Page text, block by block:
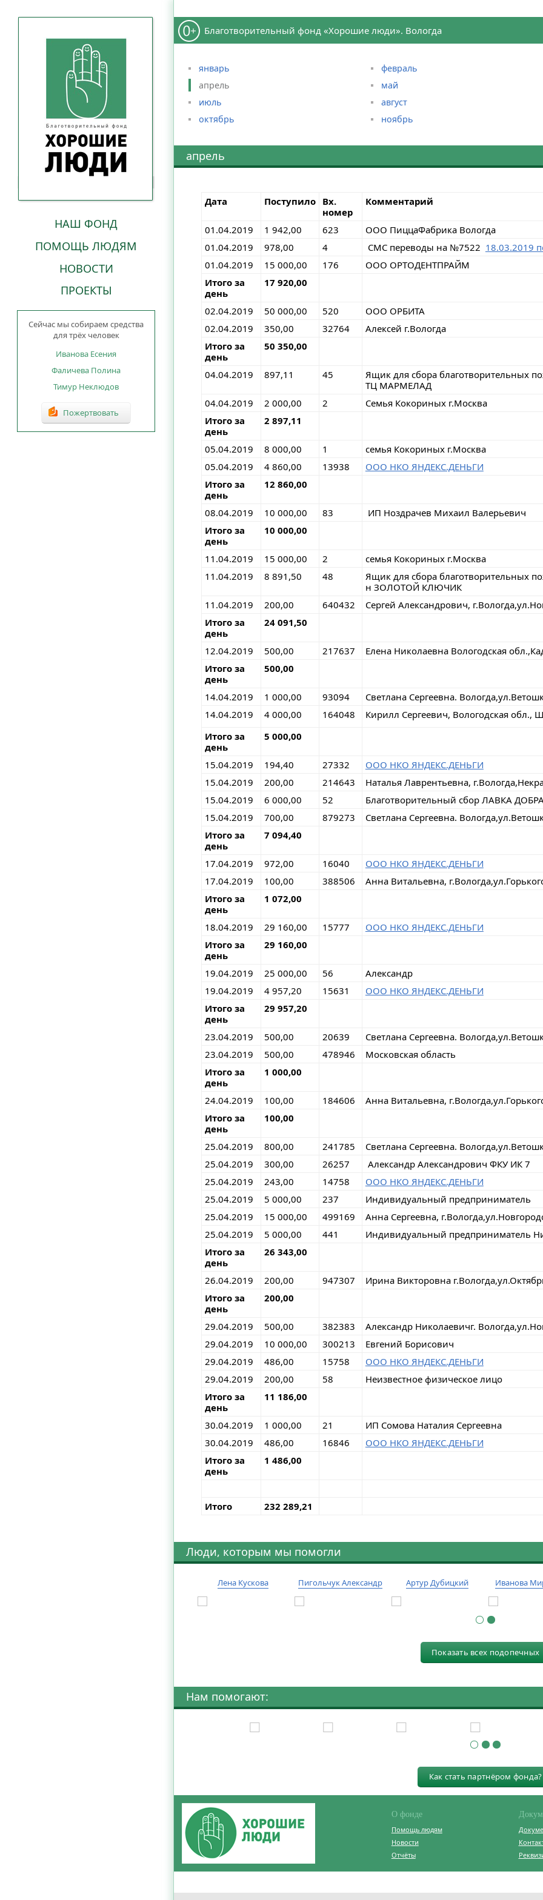
НАШ ФОНД
ПОМОЩЬ ЛЮДЯМ
НОВОСТИ
ПРОЕКТЫ
Сейчас мы собираем средства
для трёх человек
Иванова Есения
Фаличева Полина
Тимур Неклюдов
Пожертвовать
Благотворительный фонд «Хорошие люди». Вологда
январь февраль
апрель
май
июль
август
октябрь
ноябрь
апрель
Дата Поступило
Вх.
номер
Комментарий
01.04.2019 1 942,00 623
ООО ПиццаФабрика Вологда
01.04.2019
978,00 4 СМС переводы на №7522 18.03.2019
01.04.2019
15 000,00 176
ООО ОРТОДЕНТПРАЙМ
Итого за
день
17 920,00
02.04.2019 50 000,00 520
ООО ОРБИТА
02.04.2019
350,00 32764
Алексей г.Вологда
Итого за
день
50 350,00
04.04.2019 897,11 45
Ящик для сбора
ТЦ МАРМЕЛАД
04.04.2019
2 000,00 2
Семья Кокориных г.Москва
Итого за
день
2 897,11
05.04.2019 8 000,00 1
семья Кокориных г.Москва
05.04.2019
4 860,00 13938
ООО НКО ЯНДЕКС.ДЕНЬГИ
Итого за
день
12 860,00
08.04.2019 10 000,00 83
ИП Ноздрачев Михаил Валерьевич
Итого за
день
10 000,00
11.04.2019 15 000,00 2
семья Кокориных г.Москва
11.04.2019
8 891,50 48
Ящик для сбора благотворительных
н ЗОЛОТОЙ КЛЮЧИК
11.04.2019
200,00 640432
Сергей Александрович,
Итого за
день
24 091,50
12.04.2019 500,00 217637
Елена Николаевна Вологодская
Итого за
день
500,00
14.04.2019 1 000,00 93094
Светлана Сергеевна.
14.04.2019
4 000,00 164048
Кирилл Сергеевич, Вологодская обл.,
Итого за
день
5 000,00
15.04.2019 194,40 27332
ООО НКО ЯНДЕКС.ДЕНЬГИ
15.04.2019
200,00 214643
Наталья Лаврентьевна,
15.04.2019
6 000,00 52
Благотворительный сбор ЛАВКА ДОБРА
15.04.2019
700,00 879273
Светлана Сергеевна.
Итого за
день
7 094,40
17.04.2019 972,00 16040
ООО НКО ЯНДЕКС.ДЕНЬГИ
17.04.2019
100,00 388506
Анна Витальевна,
Итого за
день
1 072,00
18.04.2019 29 160,00 15777
ООО НКО ЯНДЕКС.ДЕНЬГИ
Итого за
день
29 160,00
19.04.2019 25 000,00 56
Александр
19.04.2019
4 957,20 15631
ООО НКО ЯНДЕКС.ДЕНЬГИ
Итого за
день
29 957,20
23.04.2019 500,00 20639
Светлана Сергеевна.
23.04.2019
500,00 478946
Московская область
Итого за
день
1 000,00
24.04.2019 100,00 184606
Анна Витальевна,
Итого за
день
100,00
25.04.2019 800,00 241785
Светлана Сергеевна.
25.04.2019
300,00 26257
Александр Александрович ФКУ ИК 7
25.04.2019
243,00 14758
ООО НКО ЯНДЕКС.ДЕНЬГИ
25.04.2019
5 000,00 237
Индивидуальный предприниматель
25.04.2019
15 000,00 499169
Анна Сергеевна,
25.04.2019
5 000,00 441
Индивидуальный предприниматель
Итого за
день
26 343,00
26.04.2019 200,00 947307
Ирина Викторовна
Итого за
день
200,00
29.04.2019 500,00 382383
Александр Николаевичг.
29.04.2019
10 000,00 300213
Евгений Борисович
29.04.2019
486,00 15758
ООО НКО ЯНДЕКС.ДЕНЬГИ
29.04.2019
200,00 58
Неизвестное физическое лицо
Итого за
день
11 186,00
30.04.2019 1 000,00 21
ИП Сомова Наталия Сергеевна
30.04.2019
486,00 16846
ООО НКО ЯНДЕКС.ДЕНЬГИ
Итого за
день
1 486,00
Итого 232 289,21
Люди, которым мы помогли
Лена Кускова Пигольчук Александр Артур Дубицкий Иванова
Показать всех подопечных
Нам помогают:
Как стать партнёром фонда?
О фонде
Помощь людям
Новости
Отчёты